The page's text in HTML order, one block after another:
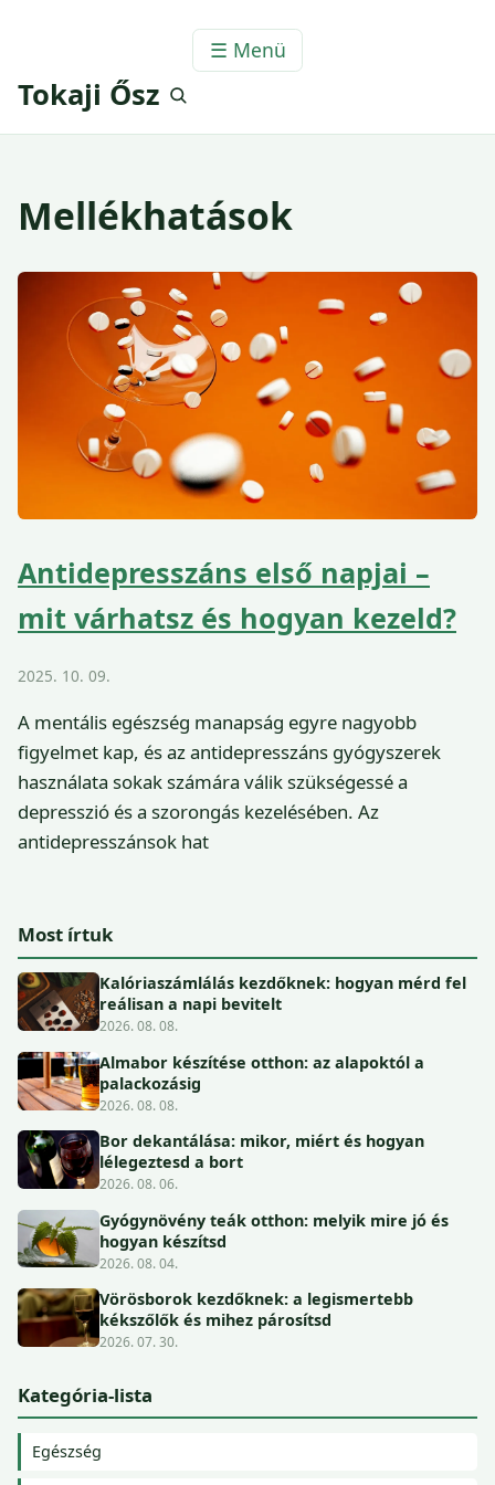
☰ Menü
Tokaji Ősz
Mellékhatások
Antidepresszáns első napjai –
mit várhatsz és hogyan kezeld?
2025. 10. 09.
A mentális egészség manapság egyre nagyobb
figyelmet kap, és az antidepresszáns gyógyszerek
használata sokak számára válik szükségessé a
depresszió és a szorongás kezelésében. Az
antidepresszánsok hat
Most írtuk
Kalóriaszámlálás kezdőknek: hogyan mérd fel
reálisan a napi bevitelt
2026. 08. 08.
Almabor készítése otthon: az alapoktól a
palackozásig
2026. 08. 08.
Bor dekantálása: mikor, miért és hogyan
lélegeztesd a bort
2026. 08. 06.
Gyógynövény teák otthon: melyik mire jó és
hogyan készítsd
2026. 08. 04.
Vörösborok kezdőknek: a legismertebb
kékszőlők és mihez párosítsd
2026. 07. 30.
Kategória-lista
Egészség